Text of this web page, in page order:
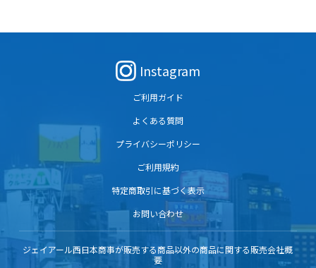
Instagram
ご利用ガイド
よくある質問
プライバシーポリシー
ご利用規約
特定商取引に基づく表示
お問い合わせ
ジェイアール西日本商事が販売する商品以外の商品に関する販売会社概
要